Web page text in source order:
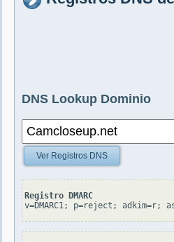
DNS Lookup Dominio
Ver Registros DNS
Registro DMARC
v=DMARC1; p=reject; adkim=r;